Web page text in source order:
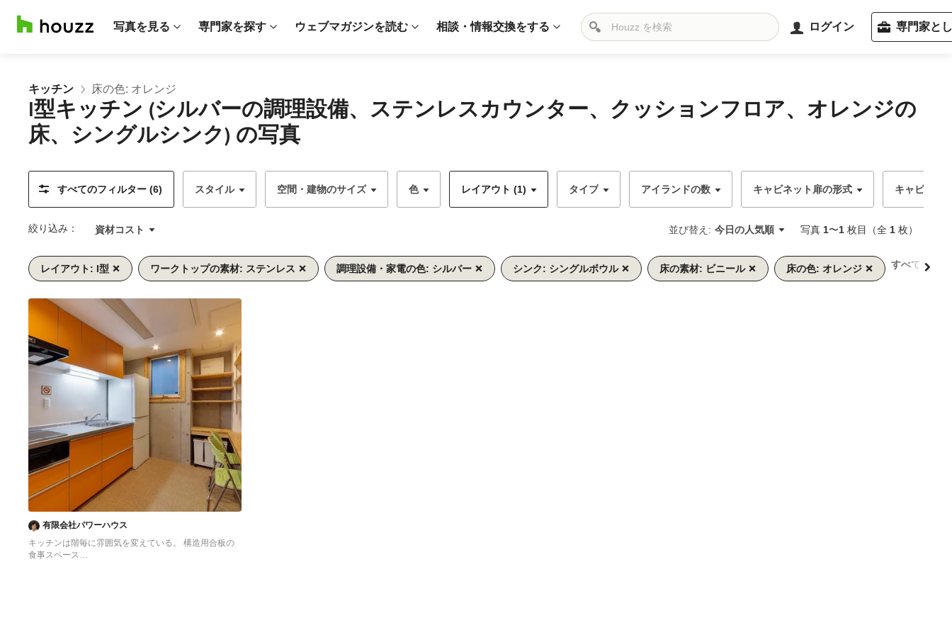
写真を見る 専門家を探す ウェブマガジンを読む 相談・情報交換をする ログイン 専門家と
キッチン 床の色: オレンジ
I型キッチン (シルバーの調理設備、ステンレスカウンター、クッションフロア、オレンジの
床、シングルシンク) の写真
すべてのフィルター (6) スタイル 空間・建物のサイズ 色 レイアウト (1) タイプ アイランドの数 キャビネット扉の形式 キャビネッ
絞り込み： 資材コスト 並び替え: 今日の人気順 写真 1〜1 枚目（全 1 枚）
レイアウト: I型 ワークトップの素材: ステンレス 調理設備・家電の色: シルバー シンク: シングルボウル 床の素材: ビニール 床の色: オレンジ すべて解除
へ
へ
有限会社パワーハウス
キッチンは階毎に雰囲気を変えている。 構造用合板の
食事スペース